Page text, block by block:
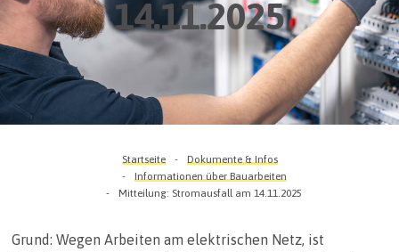
14.11.2025
Startseite
Dokumente & Infos
Informationen über Bauarbeiten
Mitteilung: Stromausfall am 14.11.2025
Grund: Wegen Arbeiten am elektrischen Netz, ist